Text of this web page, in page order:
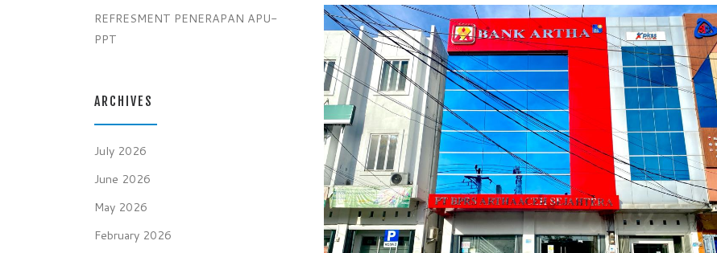
REFRESMENT PENERAPAN APU-
PPT
ARCHIVES
July 2026
June 2026
May 2026
February 2026